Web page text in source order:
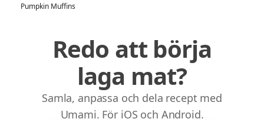
Pumpkin Muffins
Redo att börja
laga mat?
Samla, anpassa och dela recept med
Umami. För iOS och Android.